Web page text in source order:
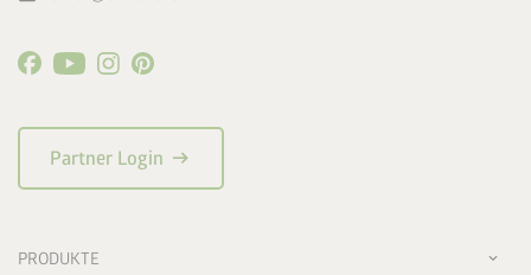
Partner Login arrow_right_alt
PRODUKTE